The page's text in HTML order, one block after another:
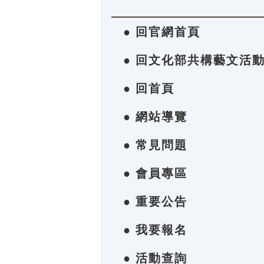
● 回官網首頁
● 回文化部共構藝文活
● 回首頁
● 網站導覽
● 常見問題
● 會員專區
● 重要公告
● 我要報名
● 活動查詢